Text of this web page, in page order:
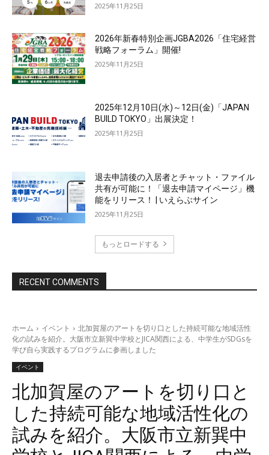
2025年11月25日
2026年新春特別企画JGBA2026「住宅経営
戦略フォーラム」開催!
2025年11月25日
2025年12月10日(水)～12日(金)「JAPAN
BUILD TOKYO」出展決定！
2025年11月25日
退去申請後の入居者とチャット・ファイル
共有が可能に！「退去申請マイページ」機
能をリリース！ | いえらぶサイン
2025年11月25日
もっとロードする
RECENT COMMENTS